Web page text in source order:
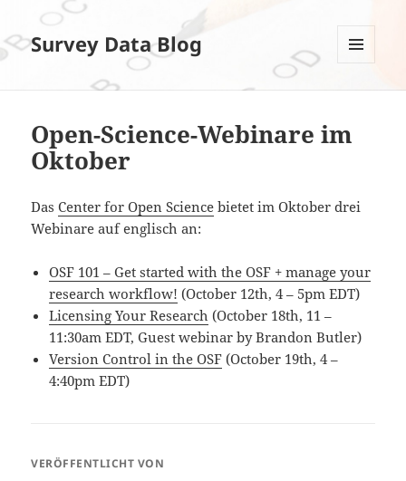
Survey Data Blog
Open-Science-Webinare im
Oktober
DasCenter for Open Science bietet im Oktober drei
Webinare auf englisch an:
OSF 101 – Get started with the OSF + manage your
research workflow! (October 12th, 4 – 5pm EDT)
Licensing Your Research (October 18th, 11 –
11:30am EDT, Guest webinar by Brandon Butler)
Version Control in the OSF (October 19th, 4 –
4:40pm EDT)
VERÖFFENTLICHT VON